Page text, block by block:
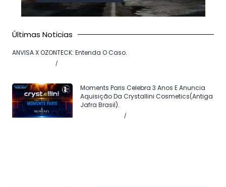
Últimas Noticias
ANVISA X OZONTECK: Entenda O Caso.
Moments Paris Celebra 3 Anos E Anuncia
Aquisição Da Crystallini Cosmetics(antiga
Jafra Brasil).